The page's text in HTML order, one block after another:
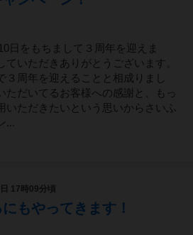
日をもちまして３周年を迎えま
ていただきありがとうございます。
３周年を迎えることと相成りまし
ただいてるお客様への感謝と、もっ
いただきたいという思いからさいふ
...
17時09分頃
もやってきます！